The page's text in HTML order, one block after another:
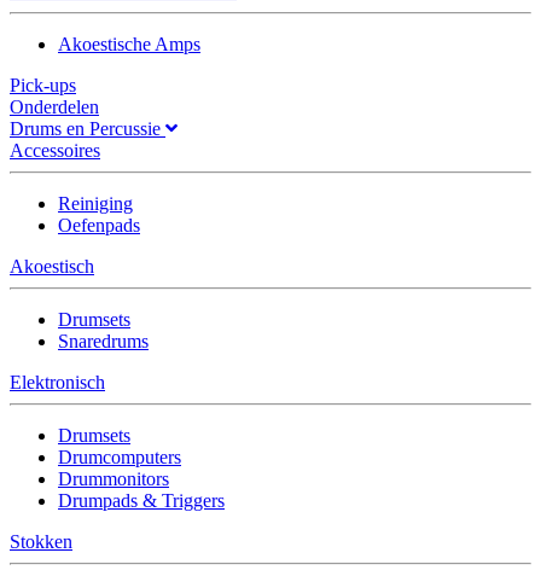
Akoestische Amps
Pick-ups
Onderdelen
Drums en Percussie
Accessoires
Reiniging
Oefenpads
Akoestisch
Drumsets
Snaredrums
Elektronisch
Drumsets
Drumcomputers
Drummonitors
Drumpads & Triggers
Stokken